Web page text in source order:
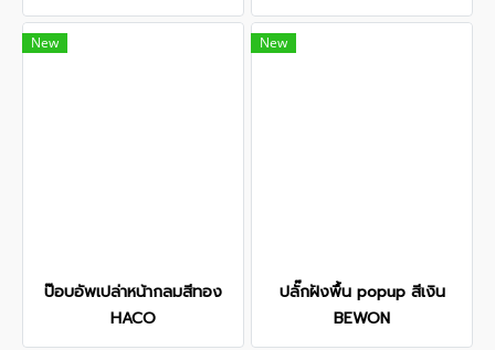
New
ป๊อบอัพเปล่าหน้ากลมสีทอง
HACO
New
ปลั๊กฝังพื้น popup สีเงิน
BEWON